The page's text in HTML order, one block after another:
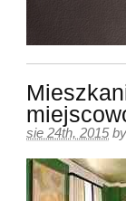
sie 24th, 2015 by